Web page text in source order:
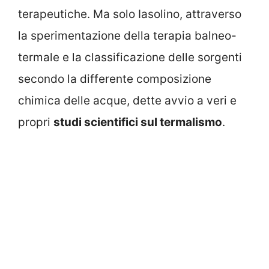
terapeutiche. Ma solo Iasolino, attraverso
la sperimentazione della terapia balneo-
termale e la classificazione delle sorgenti
secondo la differente composizione
chimica delle acque, dette avvio a veri e
propri studi scientifici sul termalismo.